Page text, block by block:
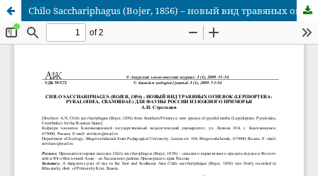
Chilo Sacchariphagus (Bojer, 1856) – новый вид травяных огневок (Lepidoptera: Pyraloidea, Crambidae) для фауны России из Южного Приморья